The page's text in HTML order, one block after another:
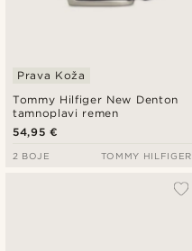
Tommy Hilfiger New Denton
tamnoplavi remen
Prava Koža
54,95 €
2 BOJE TOMMY HILFIGER